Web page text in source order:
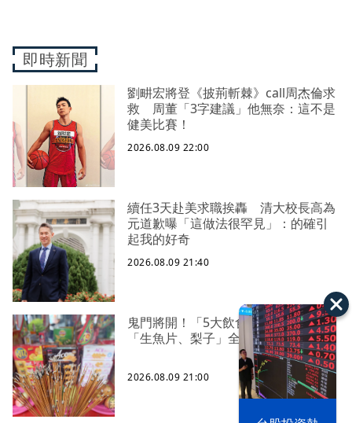
即時新聞
劉畊宏將登《披荊斬棘》call周杰倫求
救 周董「3字建議」他無奈：這不是
健美比賽！
2026.08.09 22:00
續任3天赴美求職挨轟 清大校長高為
元道歉曝「這做法很罕見」：的確引
起我的好奇
2026.08.09 21:40
鬼門將開！「5大飲食禁忌」一次看
「生魚片、梨子」全上榜
2026.08.09 21:00